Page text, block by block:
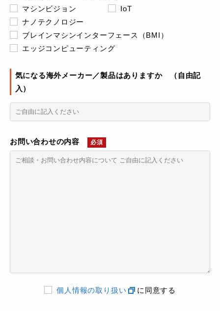
マシンビジョン
IoT
ナノテクノロジー
ブレインマシンインターフェース（BMI）
エッジコンピューティング
気になる海外メーカー／製品はありますか （自由記
入）
お問い合わせの内容 必須
個人情報の取り扱い に同意する